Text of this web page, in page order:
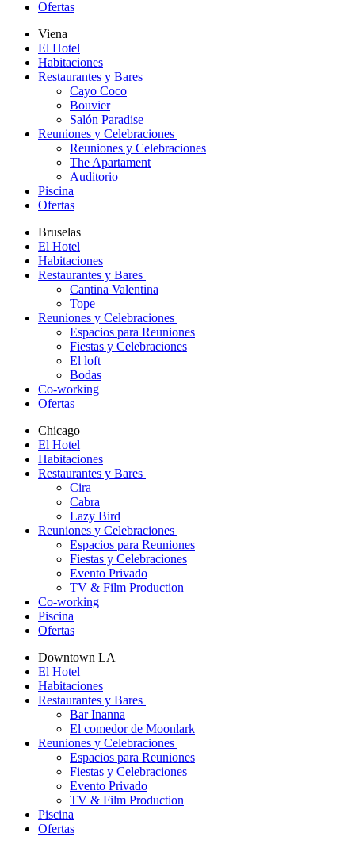
Ofertas
Viena
El Hotel
Habitaciones
Restaurantes y Bares
Cayo Coco
Bouvier
Salón Paradise
Reuniones y Celebraciones
Reuniones y Celebraciones
The Apartament
Auditorio
Piscina
Ofertas
Bruselas
El Hotel
Habitaciones
Restaurantes y Bares
Cantina Valentina
Tope
Reuniones y Celebraciones
Espacios para Reuniones
Fiestas y Celebraciones
El loft
Bodas
Co-working
Ofertas
Chicago
El Hotel
Habitaciones
Restaurantes y Bares
Cira
Cabra
Lazy Bird
Reuniones y Celebraciones
Espacios para Reuniones
Fiestas y Celebraciones
Evento Privado
TV & Film Production
Co-working
Piscina
Ofertas
Downtown LA
El Hotel
Habitaciones
Restaurantes y Bares
Bar Inanna
El comedor de Moonlark
Reuniones y Celebraciones
Espacios para Reuniones
Fiestas y Celebraciones
Evento Privado
TV & Film Production
Piscina
Ofertas